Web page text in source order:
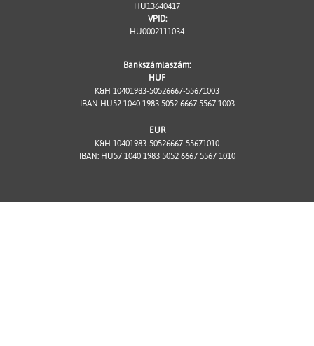
HU13640417
VPID:
HU0002111034
Bankszámlaszám:
HUF
K&H 10401983-50526667-55671003
IBAN HU52 1040 1983 5052 6667 5567 1003
EUR
K&H 10401983-50526667-55671010
IBAN: HU57 1040 1983 5052 6667 5567 1010